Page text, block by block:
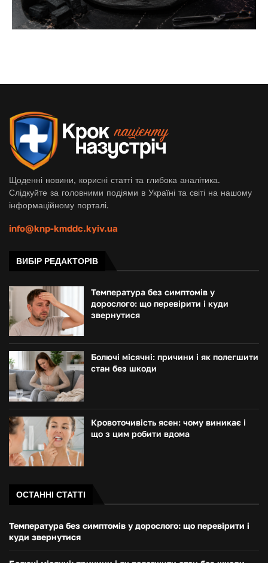
Щоденні новини, корисні статті та глибока аналітика.
Слідкуйте за головними подіями в Україні та світі на нашому
інформаційному порталі.
info@knp-kmddc.kyiv.ua
ВИБІР РЕДАКТОРІВ
Температура без симптомів у
дорослого: що перевірити і куди
звернутися
Болючі місячні: причини і як полегшити
стан без шкоди
Кровоточивість ясен: чому виникає і
що з цим робити вдома
ОСТАННІ СТАТТІ
Температура без симптомів у дорослого: що перевірити і
куди звернутися